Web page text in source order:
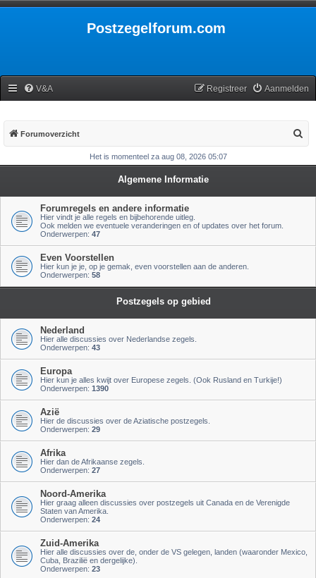
Postzegelforum.com
V&A Aanmelden
Registreer
Forumoverzicht
e
Het is momenteel za aug 08, 2026 05:07
Algemene Informatie
Forumregels en andere informatie
Hier vindt je alle regels en bijbehorende uitleg.
Ook melden we eventuele veranderingen en of updates over het forum.
Onderwerpen: 47
Even Voorstellen
Hier kun je je, op je gemak, even voorstellen aan de anderen.
Onderwerpen: 58
Postzegels op gebied
Nederland
Hier alle discussies over Nederlandse zegels.
Onderwerpen: 43
Europa
Hier kun je alles kwijt over Europese zegels. (Ook Rusland en Turkije!)
Onderwerpen: 1390
Azië
Hier de discussies over de Aziatische postzegels.
Onderwerpen: 29
Afrika
Hier dan de Afrikaanse zegels.
Onderwerpen: 27
Noord-Amerika
Hier graag alleen discussies over postzegels uit Canada en de Verenigde
Staten van Amerika.
Onderwerpen: 24
Zuid-Amerika
Hier alle discussies over de, onder de VS gelegen, landen (waaronder Mexico,
Cuba, Brazilië en dergelijke).
Onderwerpen: 23